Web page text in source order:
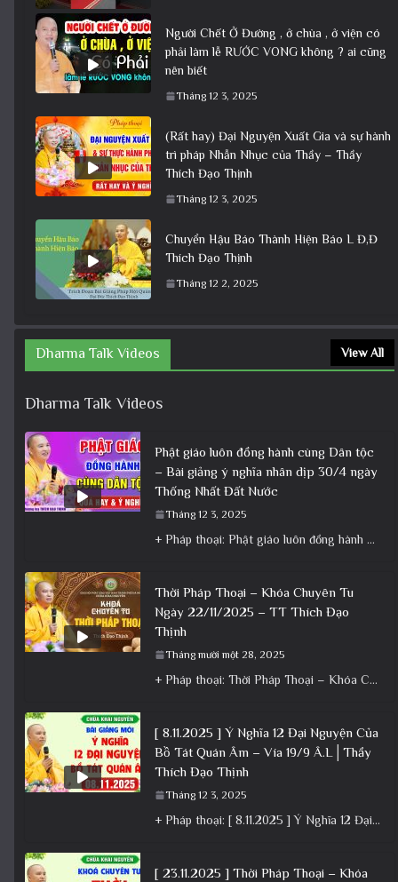
Người Chết Ở Đường , ở chùa , ở viện có
phải làm lễ RƯỚC VONG không ? ai cũng
nên biết
Tháng 12 3, 2025
(Rất hay) Đại Nguyện Xuất Gia và sự hành
trì pháp Nhẫn Nhục của Thầy – Thầy
Thích Đạo Thịnh
Tháng 12 3, 2025
Chuyển Hậu Báo Thành Hiện Báo L Đ,Đ
Thích Đạo Thịnh
Tháng 12 2, 2025
Dharma Talk Videos View All
Dharma Talk Videos
Phật giáo luôn đồng hành cùng Dân tộc
– Bài giảng ý nghĩa nhân dịp 30/4 ngày
Thống Nhất Đất Nước
Tháng 12 3, 2025
+ Pháp thoại: Phật giáo luôn đồng hành cùng Dân tộc – Bài giảng ý nghĩa nhân dịp 30/4 ngày
Thời Pháp Thoại – Khóa Chuyên Tu
Ngày 22/11/2025 – TT Thích Đạo
Thịnh
Tháng mười một 28, 2025
+ Pháp thoại: Thời Pháp Thoại – Khóa Chuyên Tu Ngày 22/11/2025 – TT Thích Đạo Thịnh + Album: Pháp
[ 8.11.2025 ] Ý Nghĩa 12 Đại Nguyện Của
Bồ Tát Quán Âm – Vía 19/9 Â.L│Thầy
Thích Đạo Thịnh
Tháng 12 3, 2025
+ Pháp thoại: [ 8.11.2025 ] Ý Nghĩa 12 Đại Nguyện Của Bồ Tát Quán Âm – Vía 19/9 Â.L│Thầy
[ 23.11.2025 ] Thời Pháp Thoại – Khóa